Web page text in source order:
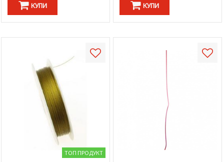
КУПИ КУПИ
ТОП ПРОДУКТ